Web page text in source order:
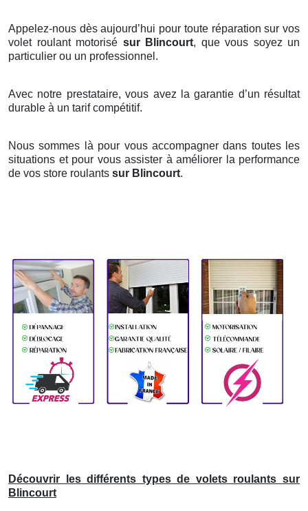
Appelez-nous dès aujourd’hui pour toute réparation sur vos
volet roulant motorisé sur Blincourt, que vous soyez un
particulier ou un professionnel.
Avec notre prestataire, vous avez la garantie d’un résultat
durable à un tarif compétitif.
Nous sommes là pour vous accompagner dans toutes les
situations et pour vous assister à améliorer la performance
de vos store roulants sur Blincourt.
Découvrir les différents types de volets roulants sur
Blincourt